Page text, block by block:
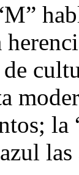
la
las